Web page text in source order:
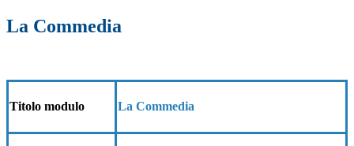
La Commedia
Titolo modulo La Commedia